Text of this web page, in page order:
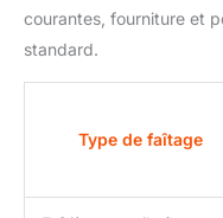
courantes, fourniture et
standard.
Type de faîtage